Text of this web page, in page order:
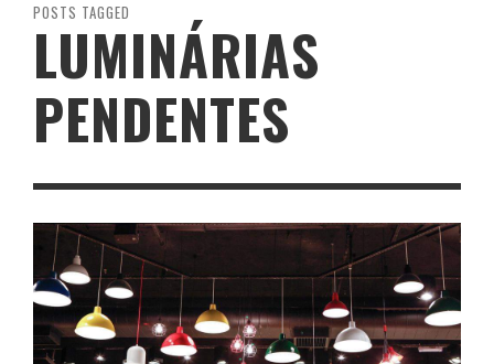
POSTS TAGGED
LUMINÁRIAS
PENDENTES